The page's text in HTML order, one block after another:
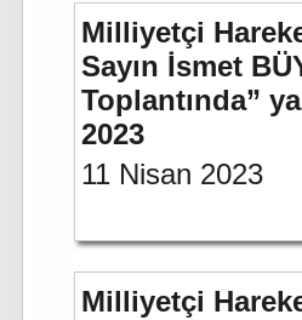
Milliyetçi
Sayın İsmet
Toplantında”
2023
11 Nisan 2023
Milliyetçi